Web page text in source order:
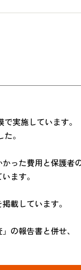
実施しています。
。
った費用と保護
ます。
載しています。
の報告書と併せ、